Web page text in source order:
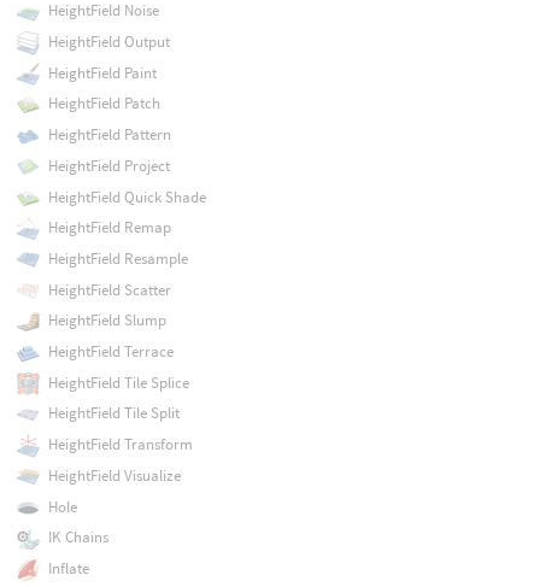
HeightField Noise
HeightField Output
HeightField Paint
HeightField Patch
HeightField Pattern
HeightField Project
HeightField Quick Shade
HeightField Remap
HeightField Resample
HeightField Scatter
HeightField Slump
HeightField Terrace
HeightField Tile Splice
HeightField Tile Split
HeightField Transform
HeightField Visualize
Hole
IK Chains
Inflate